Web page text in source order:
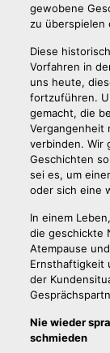
gewobene
zu überspielen
Diese
Vorfahren in
uns heute,
fortzuführen.
gemacht, die
Vergangenheit
verbinden. Wir
Geschichten
sei es, um
oder sich eine
In einem
die geschickte
Atempause
Ernsthaftigkeit
der
Nie wieder
schmieden